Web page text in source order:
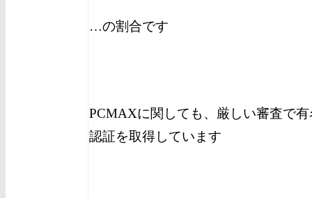
…の割合です
PCMAXに関しても、厳しい審査で
認証を取得しています